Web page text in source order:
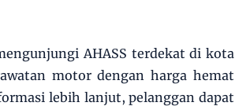
AHASS terdekat di kota
motor dengan harga hemat
lebih lanjut, pelanggan dapat